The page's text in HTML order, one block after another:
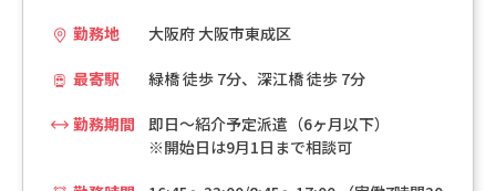
勤務地 大阪府 大阪市東成区
最寄駅 緑橋 徒歩 7分、深江橋 徒歩 7分
勤務期間
即日～紹介予定派遣（6ヶ月以下）
※開始日は9月1日まで相談可